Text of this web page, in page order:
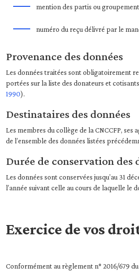
mention des partis ou
numéro du reçu délivré par le
Provenance des données
Les données traitées sont obligatoirement
portées sur la liste des donateurs et
1990).
Destinataires des données
Les membres du collège de la CNCCFP,
de l’ensemble des données listées
Durée de conservation des
Les données sont conservées jusqu’au 31
l’année suivant celle au cours de laquelle le
Exercice de vos
Conformément au règlement n° 2016/679